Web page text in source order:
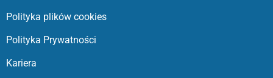
Polityka plików cookies
Polityka Prywatności
Kariera